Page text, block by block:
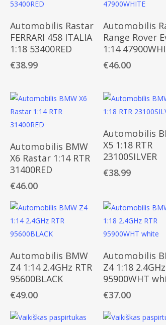
Daugiau
Automobilis Rastar
FERRARI 458 ITALIA
1:18 53400RED
€38.99
Daugiau
Automobilis
Range Rover
1:14
€46.00
Daugiau
Automobilis BMW
X6 Rastar 1:14 RTR
31400RED
€46.00
Daugiau
Automobilis
X5 1:18 RTR
23100SILVER
€38.99
Daugiau
Automobilis BMW
Z4 1:14 2.4GHz RTR
95600BLACK
€49.00
Daugiau
Automobilis
Z4 1:18
95900WHT
€37.00